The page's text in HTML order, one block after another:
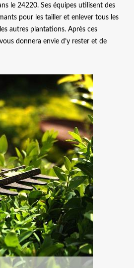
le 24220. Ses équipes utilisent des
pour les tailler et enlever tous les
autres plantations. Après ces
donnera envie d’y rester et de